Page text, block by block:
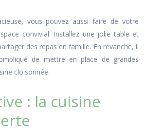
vous pouvez aussi faire de votre
convivial. Installez une jolie table et
des repas en famille. En revanche, il
de mettre en place de grandes
cloisonnée.
: la cuisine